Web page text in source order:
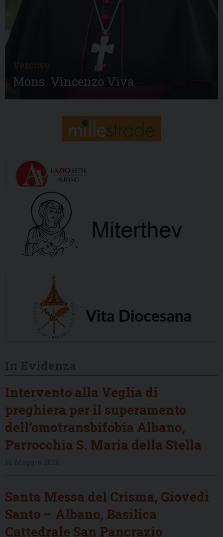
Vescovo
Mons. Vincenzo Viva
Intervento alla Veglia di
preghiera per il superamento
dell’omotransbifobia Albano,
Parrocchia S. Maria della Stella
Santa Messa del Crisma, Giovedì
Santo – Albano, Basilica
Cattedrale San Pancrazio